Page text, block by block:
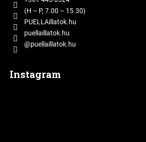
(H – P, 7.00 – 15.30)
PUELLAillatok.hu
puellaillatok.hu
@puellaillatok.hu
Instagram